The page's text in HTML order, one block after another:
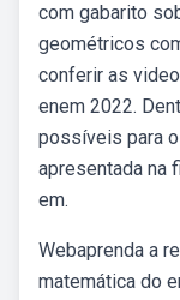
com gabarito
geométricos
conferir as
enem 2022.
possíveis para
apresentada na
em.
Webaprenda a
matemática do